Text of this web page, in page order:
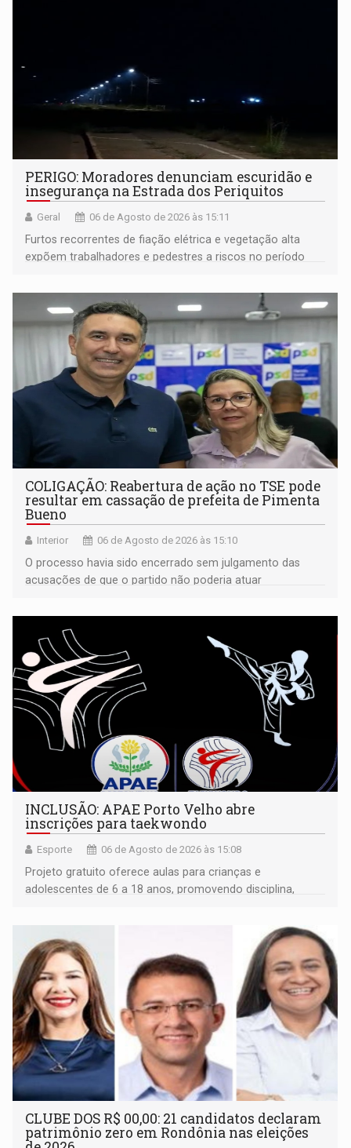
PERIGO: Moradores denunciam escuridão e
insegurança na Estrada dos Periquitos
Geral 06 de Agosto de 2026 às 15:11
Furtos recorrentes de fiação elétrica e vegetação alta
expõem trabalhadores e pedestres a riscos no período
COLIGAÇÃO: Reabertura de ação no TSE pode
resultar em cassação de prefeita de Pimenta
Bueno
Interior 06 de Agosto de 2026 às 15:10
O processo havia sido encerrado sem julgamento das
acusações de que o partido não poderia atuar
INCLUSÃO: APAE Porto Velho abre
inscrições para taekwondo
Esporte 06 de Agosto de 2026 às 15:08
Projeto gratuito oferece aulas para crianças e
adolescentes de 6 a 18 anos, promovendo disciplina,
CLUBE DOS R$ 00,00: 21 candidatos declaram
patrimônio zero em Rondônia nas eleições